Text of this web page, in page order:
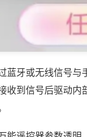
蓝牙或无线信号与
收到信号后驱动内